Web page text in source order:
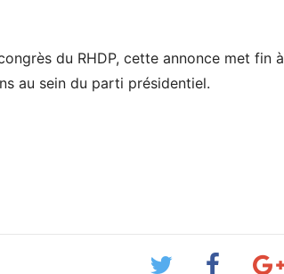
du RHDP, cette annonce met fin à
au sein du parti présidentiel.